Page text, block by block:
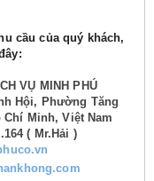
cầu của quý khách,
VỤ MINH PHÚ
Hội, Phường Tăng
Minh, Việt Nam
( Mr.Hải )